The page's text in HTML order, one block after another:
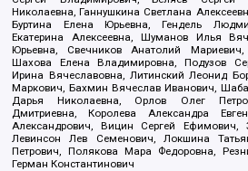
Николаевна, Ганнушкина Светлана
Буртина Елена Юрьевна, Гендель
Екатерина Алексеевна, Шуманов Илья
Юрьевна, Свечников Анатолий
Шахова Елена Владимировна, Подузов
Ирина Вячеславовна, Литинский Леонид
Маркович, Бахмин Вячеслав Иванович,
Дарья Николаевна, Орлов Олег
Дмитриевна, Королева Александра
Александрович, Вицин Сергей Ефимович,
Левинсон Лев Семенович, Локшина
Петрович, Полякова Мара Федоровна,
Герман Константинович